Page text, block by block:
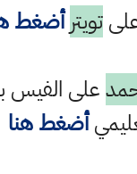
علىتويتر أضغط
على الفيس
أضغط هنا